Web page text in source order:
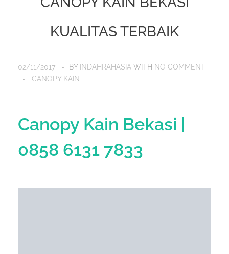
KUALITAS TERBAIK
02/11/2017 BY INDAHRAHASIA WITH NO COMMENT
CANOPY KAIN
Canopy Kain Bekasi |
0858 6131 7833